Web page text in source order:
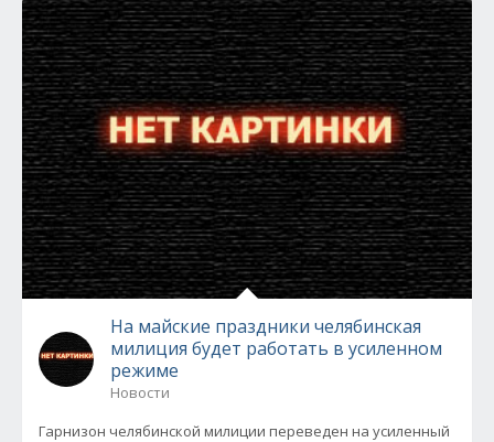
На майские праздники челябинская
милиция будет работать в усиленном
режиме
Новости
Гарнизон челябинской милиции переведен на усиленный